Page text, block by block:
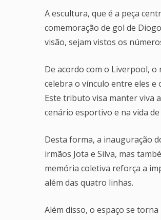
A escultura, que é a peça
comemoração de gol de
visão, sejam vistos os
De acordo com o Liverpool,
celebra o vínculo entre eles
Este tributo visa manter viva
cenário esportivo e na vida
Desta forma, a inauguração
irmãos Jota e Silva, mas
memória coletiva reforça a
além das quatro linhas.
Além disso, o espaço se